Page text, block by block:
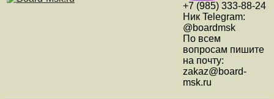
+7 (985) 333-88-24
Ник Telegram:
@boardmsk
По всем
вопросам пишите
на почту:
zakaz@board-
msk.ru